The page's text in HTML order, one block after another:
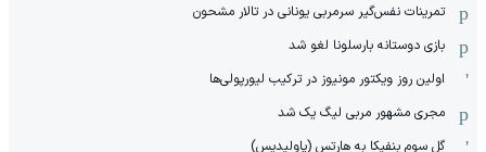
‏تمرینات نفس‌گیر سرمربی یونانی در تالار مشحون
بازی دوستانه بارسلونا لغو شد
اولین روز ویکتور مونیوز در ترکیب لیورپولی‌ها
مجری مشهور مربی لیگ یک شد
گل سوم بنفیکا به هارتس (پاولیدیس)